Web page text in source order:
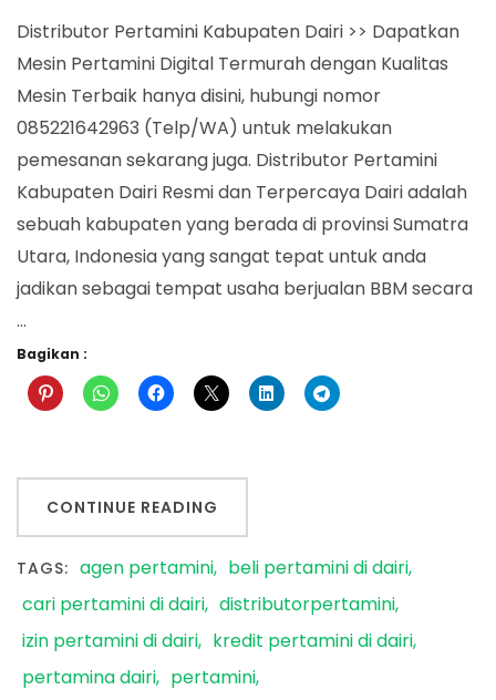
Kabupaten
Dairi
Distributor Pertamini Kabupaten Dairi >> Dapatkan
Mesin Pertamini Digital Termurah dengan Kualitas
Mesin Terbaik hanya disini, hubungi nomor
085221642963 (Telp/WA) untuk melakukan
pemesanan sekarang juga. Distributor Pertamini
Kabupaten Dairi Resmi dan Terpercaya Dairi adalah
sebuah kabupaten yang berada di provinsi Sumatra
Utara, Indonesia yang sangat tepat untuk anda
jadikan sebagai tempat usaha berjualan BBM secara
…
Bagikan :
CONTINUE READING
TAGS: agen pertamini
beli pertamini di dairi
cari pertamini di dairi distributorpertamini
izin pertamini di dairi
kredit pertamini di dairi
pertamina dairi
pertamini